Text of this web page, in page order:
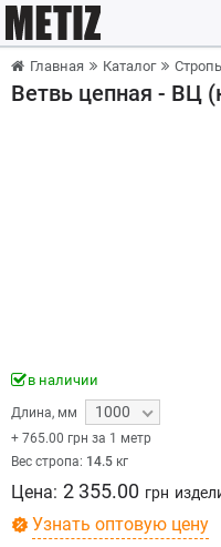
Главная Каталог
Ветвь цепная - ВЦ
в наличии
Длина, мм 1000
+ 765.00 грн за 1 метр
Вес стропа: 14.5 кг
Цена: 2 355.00 грн
Узнать оптовую цену